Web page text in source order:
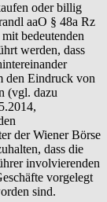
oder billig
aaO § 48a Rz
bedeutenden
werden, dass
den Eindruck von
(vgl. dazu
der Wiener Börse
dass die
involvierenden
vorgelegt
sind.